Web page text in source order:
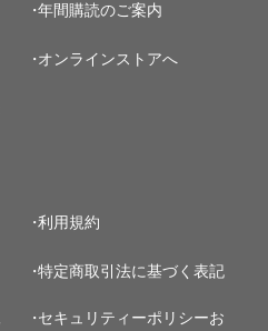
年間購読のご案内
オンラインストアへ
利用規約
特定商取引法に基づく表記
セキュリティーポリシーお